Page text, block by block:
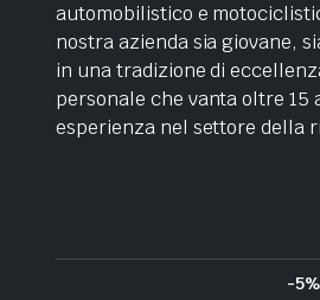
automobilistico e
nostra azienda sia giovane,
in una tradizione di
personale che vanta oltre 15
esperienza nel settore della
-